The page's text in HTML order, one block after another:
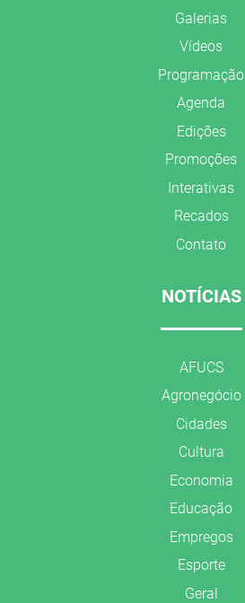
Galerias
Vídeos
Programação
Agenda
Edições
Promoções
Interativas
Recados
Contato
NOTÍCIAS
AFUCS
Agronegócio
Cidades
Cultura
Economia
Educação
Empregos
Esporte
Geral